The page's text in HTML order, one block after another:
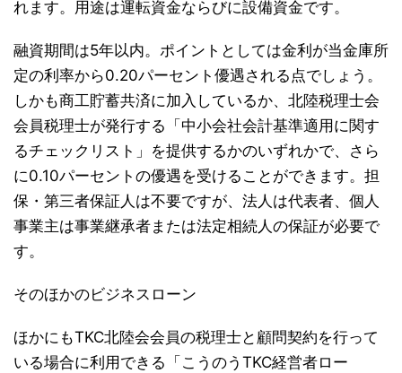
れます。用途は運転資金ならびに設備資金です。
融資期間は5年以内。ポイントとしては金利が当金庫所
定の利率から0.20パーセント優遇される点でしょう。
しかも商工貯蓄共済に加入しているか、北陸税理士会
会員税理士が発行する「中小会社会計基準適用に関す
るチェックリスト」を提供するかのいずれかで、さら
に0.10パーセントの優遇を受けることができます。担
保・第三者保証人は不要ですが、法人は代表者、個人
事業主は事業継承者または法定相続人の保証が必要で
す。
そのほかのビジネスローン
ほかにもTKC北陸会会員の税理士と顧問契約を行って
いる場合に利用できる「こうのうTKC経営者ロー